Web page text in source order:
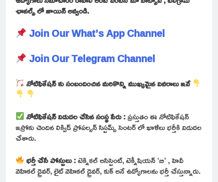
ఛానల్స్ లో జాయిన్ అవ్వండి.
Join Our What’s App Channel
Join Our Telegram Channel
నోటిఫికేషన్ కు సంబందించిన మరికొన్ని ముఖ్యమైన వివరాలు ఇవే
నోటిఫికేషన్ విడుదల చేసిన సంస్థ పేరు :ప్రస్తుతం ఈ నోటిఫికేషన్
ఇస్రోకు చెందిన లిక్విడ్ ప్రోపల్సన్ సిస్టమ్స్ సెంటర్ లో ఖాళీలు భర్తీకి విడుదల
చేశారు.
భర్తీ చేసే పోస్టులు :టెక్నికల్ అసిస్టెంట్, టెక్నీషియన్ ‘బి’ , హెవీ
వెహికల్ డ్రైవర్, లైట్ వెహికల్ డ్రైవర్, కుక్ అనే ఉద్యోగాలను భర్తీ చేస్తున్నారు.